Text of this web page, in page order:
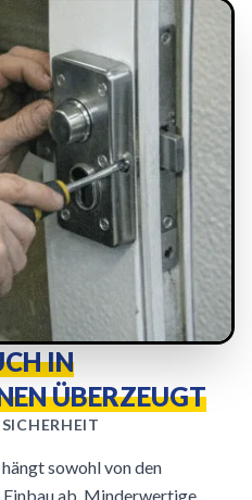
IN
ÜBERZEUGT
sowohl von den
Einbau ab. Minderwertige